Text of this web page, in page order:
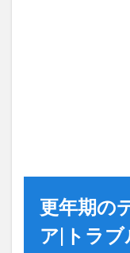
更年期の
ア|トラブ